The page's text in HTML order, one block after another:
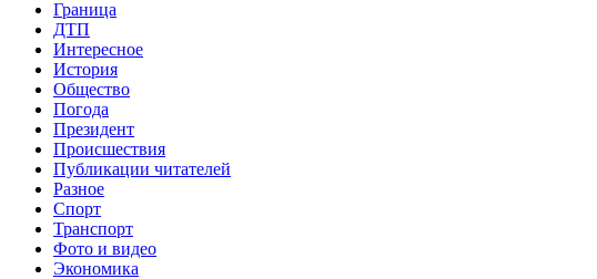
Граница
ДТП
Интересное
История
Общество
Погода
Президент
Происшествия
Публикации читателей
Разное
Спорт
Транспорт
Фото и видео
Экономика